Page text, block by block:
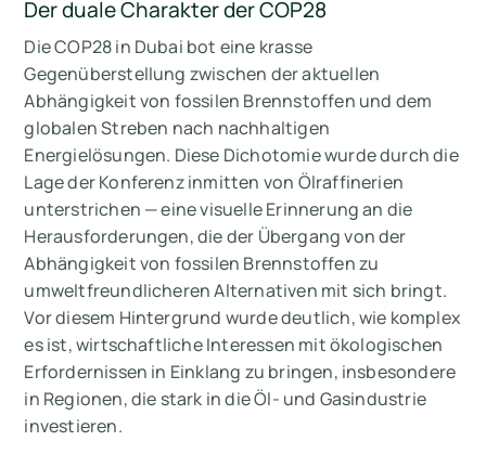
Der duale Charakter der COP28
Die COP28 in Dubai bot eine krasse
Gegenüberstellung zwischen der aktuellen
Abhängigkeit von fossilen Brennstoffen und dem
globalen Streben nach nachhaltigen
Energielösungen. Diese Dichotomie wurde durch die
Lage der Konferenz inmitten von Ölraffinerien
unterstrichen — eine visuelle Erinnerung an die
Herausforderungen, die der Übergang von der
Abhängigkeit von fossilen Brennstoffen zu
umweltfreundlicheren Alternativen mit sich bringt.
Vor diesem Hintergrund wurde deutlich, wie komplex
es ist, wirtschaftliche Interessen mit ökologischen
Erfordernissen in Einklang zu bringen, insbesondere
in Regionen, die stark in die Öl- und Gasindustrie
investieren.